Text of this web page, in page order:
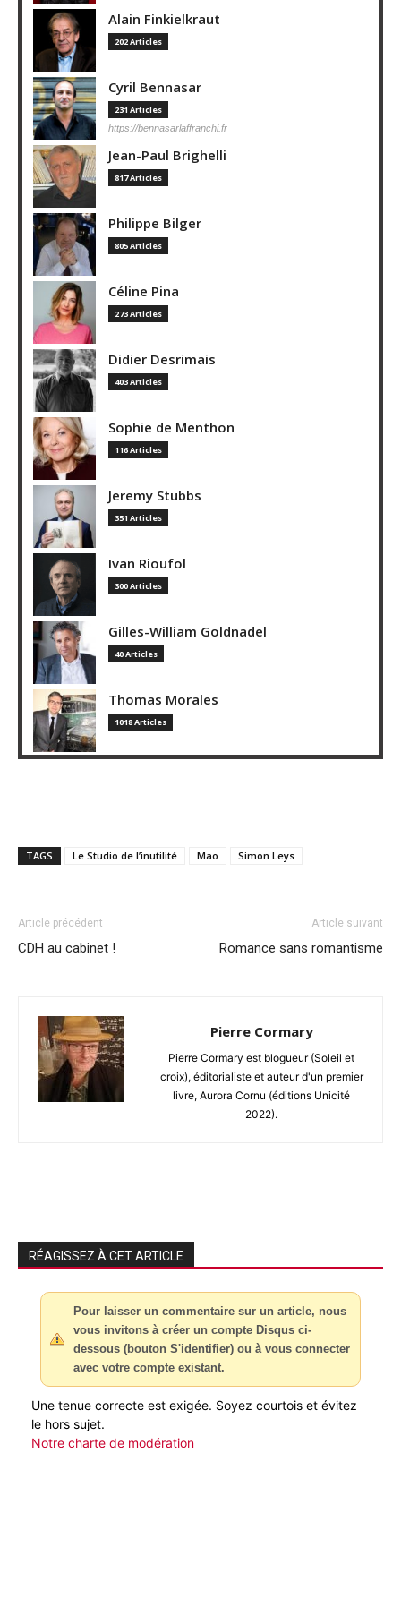
Alain Finkielkraut
202 Articles
Cyril Bennasar
231 Articles
https://bennasarlaffranchi.fr
Jean-Paul Brighelli
817 Articles
Philippe Bilger
805 Articles
Céline Pina
273 Articles
Didier Desrimais
403 Articles
Sophie de Menthon
116 Articles
Jeremy Stubbs
351 Articles
Ivan Rioufol
300 Articles
Gilles-William Goldnadel
40 Articles
Thomas Morales
1018 Articles
TAGS Le Studio de l’inutilité Mao Simon Leys
Article précédent
CDH au cabinet !
Article suivant
Romance sans romantisme
Pierre Cormary
Pierre Cormary est blogueur (Soleil et
croix), éditorialiste et auteur d'un premier
livre, Aurora Cornu (éditions Unicité
2022).
RÉAGISSEZ À CET ARTICLE
Pour laisser un commentaire sur un article, nous
vous invitons à créer un compte Disqus ci-
dessous (bouton S'identifier) ou à vous connecter
avec votre compte existant.
Une tenue correcte est exigée. Soyez courtois et évitez
le hors sujet.
Notre charte de modération